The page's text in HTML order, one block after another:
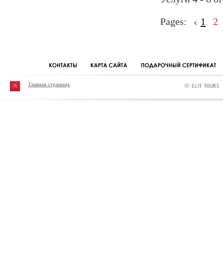
Pages: 1 2
Главная страница